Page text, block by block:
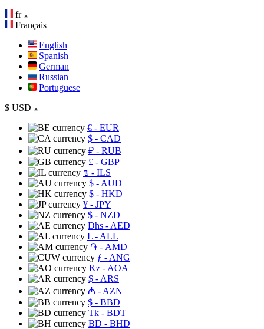
fr
Français
English
Spanish
German
Russian
Portuguese
$ USD
€ - EUR
$ - CAD
₽ - RUB
£ - GBP
₪ - ILS
$ - AUD
$ - HKD
¥ - JPY
$ - NZD
Dhs - AED
L - ALL
֏ - AMD
ƒ - ANG
Kz - AOA
$ - ARS
₼ - AZN
$ - BBD
Tk - BDT
BD - BHD